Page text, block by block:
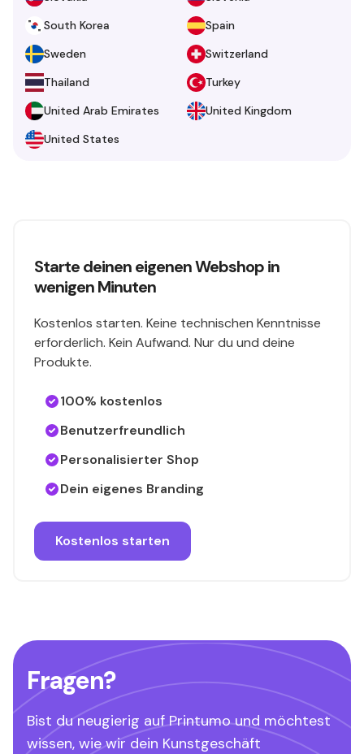
South Korea
Spain
Sweden
Switzerland
Thailand
Turkey
United Arab Emirates
United Kingdom
United States
Starte deinen eigenen Webshop in
wenigen Minuten
Kostenlos starten. Keine technischen Kenntnisse
erforderlich. Kein Aufwand. Nur du und deine
Produkte.
100% kostenlos
Benutzerfreundlich
Personalisierter Shop
Dein eigenes Branding
Kostenlos starten
Fragen?
Bist du neugierig auf Printumo und möchtest
wissen, wie wir dein Kunstgeschäft